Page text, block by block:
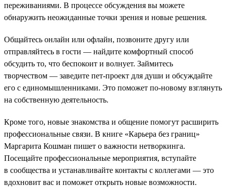
переживаниями. В процессе обсуждения вы можете
обнаружить неожиданные точки зрения и новые решения.
Общайтесь онлайн или офлайн, позвоните другу или
отправляйтесь в гости — найдите комфортный способ
обсудить то, что беспокоит и волнует. Займитесь
творчеством — заведите пет-проект для души и обсуждайте
его с единомышленниками. Это поможет по-новому взглянуть
на собственную деятельность.
Кроме того, новые знакомства и общение помогут расширить
профессиональные связи. В книге «Карьера без границ»
Маргарита Кошман пишет о важности нетворкинга.
Посещайте профессиональные мероприятия, вступайте
в сообщества и устанавливайте контакты с коллегами — это
вдохновит вас и поможет открыть новые возможности.